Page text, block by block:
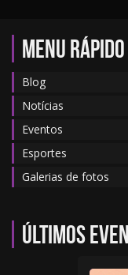
MENU RÁPIDO
Blog
Notícias
Eventos
Esportes
Galerias de fotos
Últimos